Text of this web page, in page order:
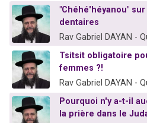
"Chéhé'héyanou"
dentaires
Rav Gabriel DAYAN -
Tsitsit obligatoire
femmes ?!
Rav Gabriel DAYAN -
Pourquoi n'y a-t-il
la prière dans le